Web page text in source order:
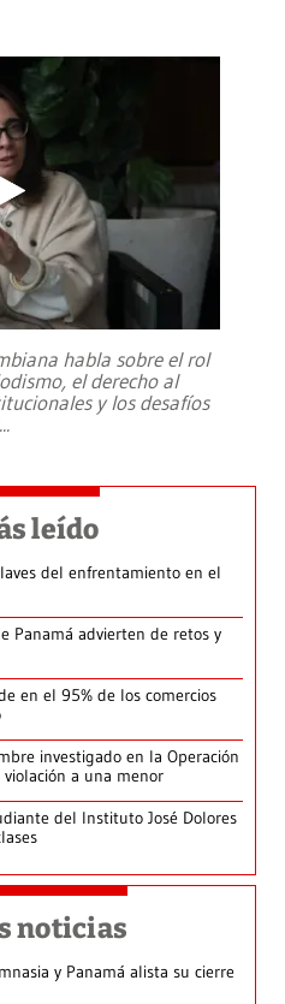
habla sobre el rol
el derecho al
y los desafíos
...
leído
del enfrentamiento en el
Panamá advierten de retos y
en el 95% de los comercios
investigado en la Operación
a una menor
del Instituto José Dolores
noticias
y Panamá alista su cierre